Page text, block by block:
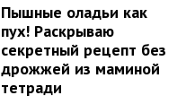
Пышные оладьи как
пух! Раскрываю
секретный рецепт без
дрожжей из маминой
тетради